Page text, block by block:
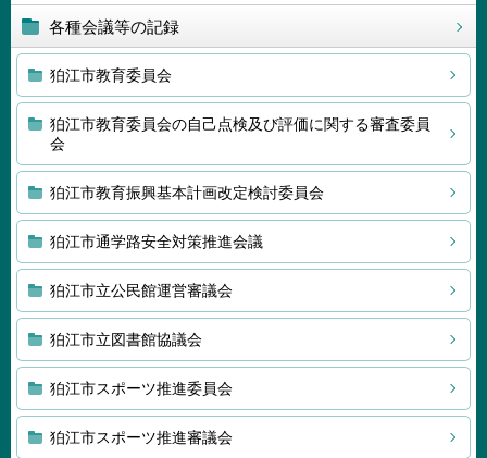
各種会議等の記録
狛江市教育委員会
狛江市教育委員会の自己点検及び評価に関する審査委員
会
狛江市教育振興基本計画改定検討委員会
狛江市通学路安全対策推進会議
狛江市立公民館運営審議会
狛江市立図書館協議会
狛江市スポーツ推進委員会
狛江市スポーツ推進審議会